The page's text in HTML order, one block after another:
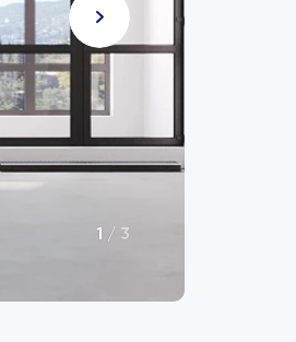
1 / 3